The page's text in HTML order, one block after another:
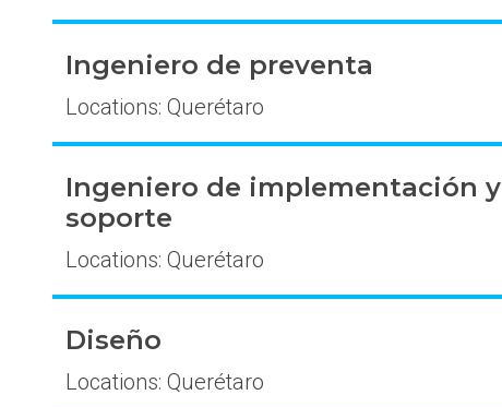
Ingeniero de preventa
Locations: Querétaro
Ingeniero de implementación y
soporte
Locations: Querétaro
Diseño
Locations: Querétaro